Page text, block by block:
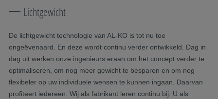
Lichtgewicht
De lichtgewicht technologie van AL-KO is tot nu toe
ongeëvenaard. En deze wordt continu verder ontwikkeld. Dag in
dag uit werken onze ingenieurs eraan om het concept verder te
optimaliseren, om nog meer gewicht te besparen en om nog
flexibeler op uw individuele wensen te kunnen ingaan. Daarvan
profiteert iedereen: Wij als fabrikant leren continu bij. U als